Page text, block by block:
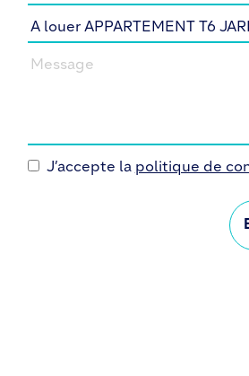
Sujet
Votre message
J’accepte la politique de